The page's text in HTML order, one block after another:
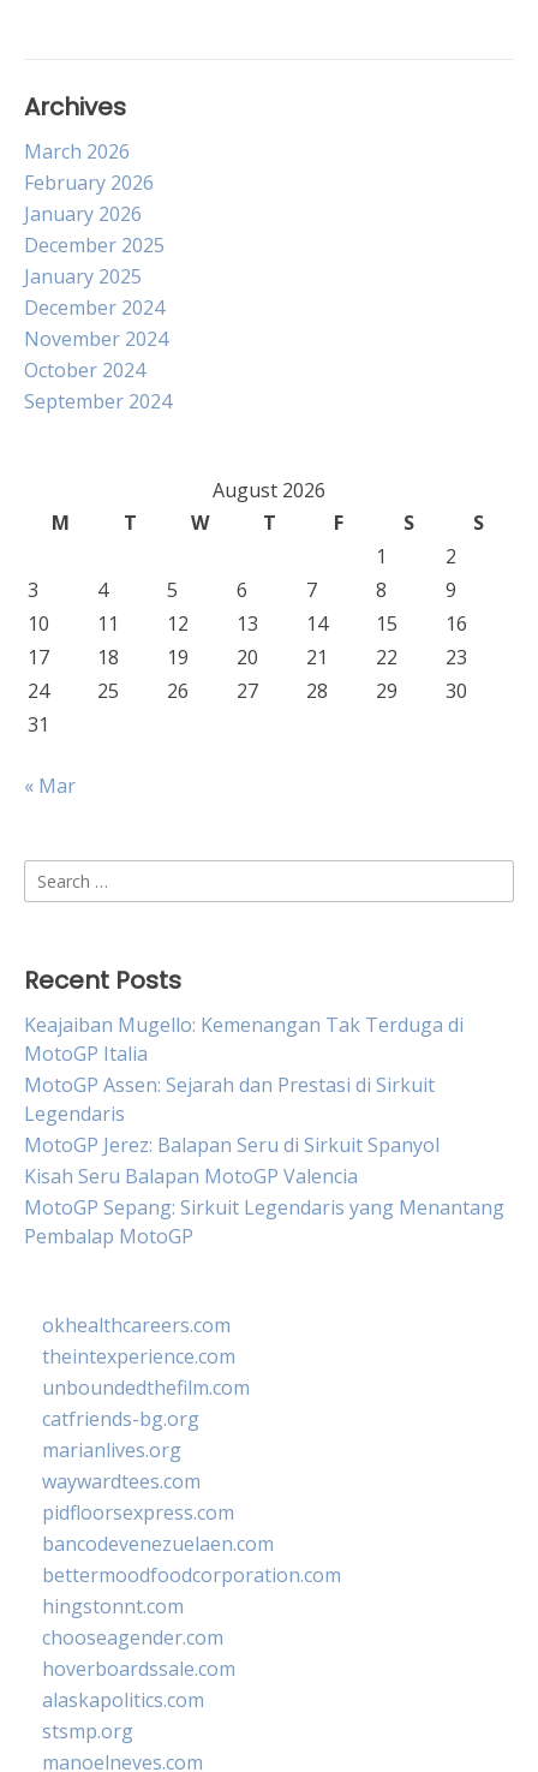
Archives
March 2026
February 2026
January 2026
December 2025
January 2025
December 2024
November 2024
October 2024
September 2024
August 2026
M
T W T F S
S
1
2
3
4 5 6 7 8
9
10
11 12 13 14 15
16
17
18 19 20 21 22
23
24
25 26 27 28 29
30
31
« Mar
Search
for:
Recent Posts
Keajaiban Mugello: Kemenangan Tak Terduga di
MotoGP Italia
MotoGP Assen: Sejarah dan Prestasi di Sirkuit
Legendaris
MotoGP Jerez: Balapan Seru di Sirkuit Spanyol
Kisah Seru Balapan MotoGP Valencia
MotoGP Sepang: Sirkuit Legendaris yang Menantang
Pembalap MotoGP
okhealthcareers.com
theintexperience.com
unboundedthefilm.com
catfriends-bg.org
marianlives.org
waywardtees.com
pidfloorsexpress.com
bancodevenezuelaen.com
bettermoodfoodcorporation.com
hingstonnt.com
chooseagender.com
hoverboardssale.com
alaskapolitics.com
stsmp.org
manoelneves.com